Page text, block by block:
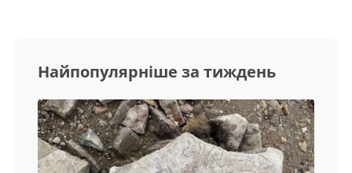
Найпопулярніше за тиждень